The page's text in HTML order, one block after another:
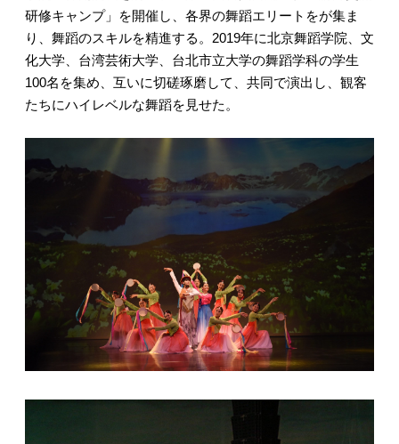
研修キャンプ」を開催し、各界の舞蹈エリートをが集ま
り、舞蹈のスキルを精進する。2019年に北京舞蹈学院、文
化大学、台湾芸術大学、台北市立大学の舞蹈学科の学生
100名を集め、互いに切磋琢磨して、共同で演出し、観客
たちにハイレベルな舞蹈を見せた。